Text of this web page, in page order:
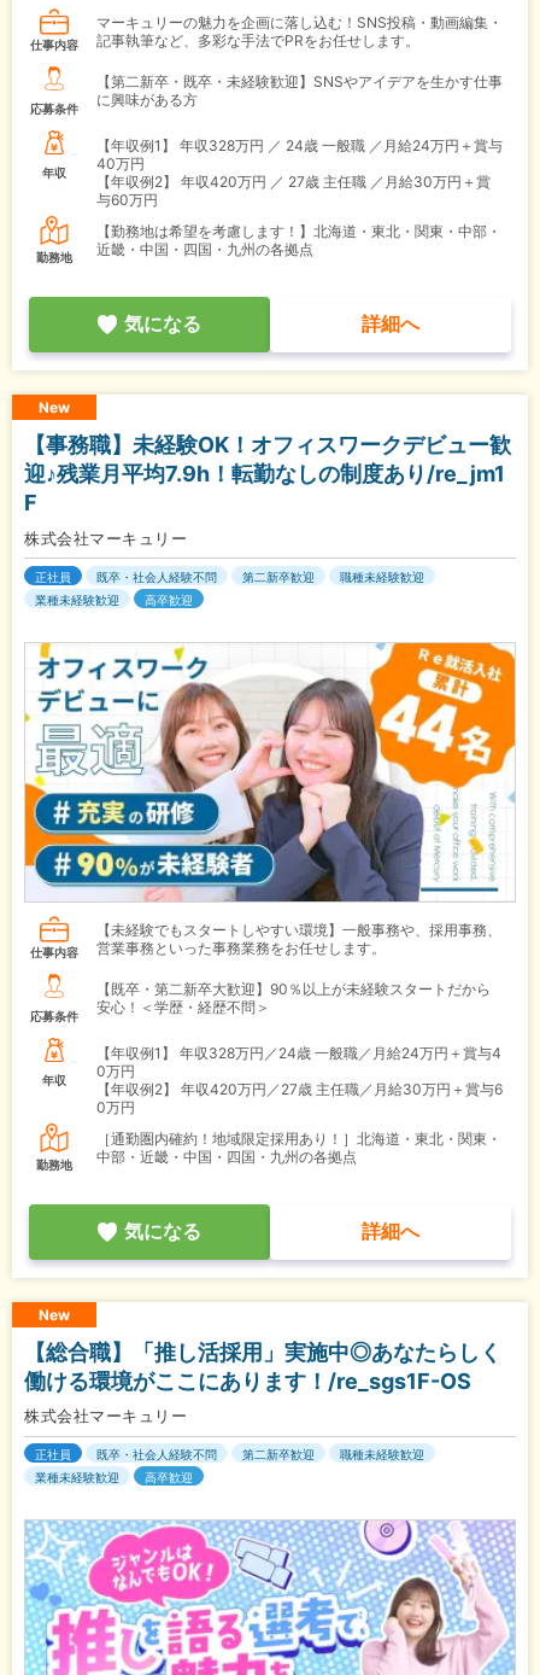
仕事内容
マーキュリーの魅力を企画に落し込む！SNS投稿・動画編集・
記事執筆など、多彩な手法でPRをお任せします。
応募条件
【第二新卒・既卒・未経験歓迎】SNSやアイデアを生かす仕事
に興味がある方
年収
【年収例1】
年収328万円 ／ 24歳 一般職 ／月給24万円＋賞与
40万円
【年収例2】
年収420万円 ／ 27歳 主任職 ／月給30万円＋賞
与60万円
勤務地
【勤務地は希望を考慮します！】北海道・東北・関東・中部・
近畿・中国・四国・九州の各拠点
気になる 詳細へ
New
【事務職】未経験OK！オフィスワークデビュー歓
迎♪残業月平均7.9h！転勤なしの制度あり/re_jm1
F
株式会社マーキュリー
正社員 既卒・社会人経験不問 第二新卒歓迎
職種未経験歓迎
業種未経験歓迎
高卒歓迎
仕事内容
【未経験でもスタートしやすい環境】一般事務や、採用事務、
営業事務といった事務業務をお任せします。
応募条件
【既卒・第二新卒大歓迎】90％以上が未経験スタートだから
安心！＜学歴・経歴不問＞
年収
【年収例1】
年収328万円／24歳 一般職／月給24万円＋賞与4
0万円
【年収例2】
年収420万円／27歳 主任職／月給30万円＋賞与6
0万円
勤務地
［通勤圏内確約！地域限定採用あり！］北海道・東北・関東・
中部・近畿・中国・四国・九州の各拠点
気になる 詳細へ
New
【総合職】「推し活採用」実施中◎あなたらしく
働ける環境がここにあります！/re_sgs1F-OS
株式会社マーキュリー
正社員 既卒・社会人経験不問 第二新卒歓迎
職種未経験歓迎
業種未経験歓迎
高卒歓迎